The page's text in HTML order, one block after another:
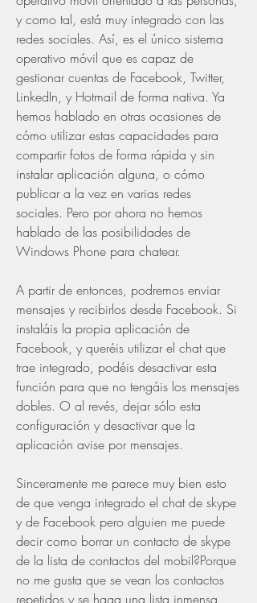
y como tal, está muy integrado con las
redes sociales. Así, es el único sistema
operativo móvil que es capaz de
gestionar cuentas de Facebook, Twitter,
LinkedIn, y Hotmail de forma nativa. Ya
hemos hablado en otras ocasiones de
cómo utilizar estas capacidades para
compartir fotos de forma rápida y sin
instalar aplicación alguna, o cómo
publicar a la vez en varias redes
sociales. Pero por ahora no hemos
hablado de las posibilidades de
Windows Phone para chatear.
A partir de entonces, podremos enviar
mensajes y recibirlos desde Facebook. Si
instaláis la propia aplicación de
Facebook, y queréis utilizar el chat que
trae integrado, podéis desactivar esta
función para que no tengáis los mensajes
dobles. O al revés, dejar sólo esta
configuración y desactivar que la
aplicación avise por mensajes.
Sinceramente me parece muy bien esto
de que venga integrado el chat de skype
y de Facebook pero alguien me puede
decir como borrar un contacto de skype
de la lista de contactos del mobil?Porque
no me gusta que se vean los contactos
repetidos y se haga una lista inmensa,